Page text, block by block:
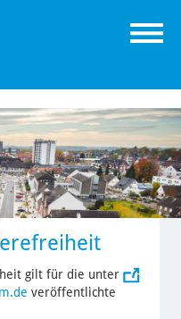
gilt für die unter
veröffentlichte